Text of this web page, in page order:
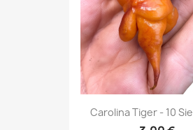
Carolina Tiger - 10